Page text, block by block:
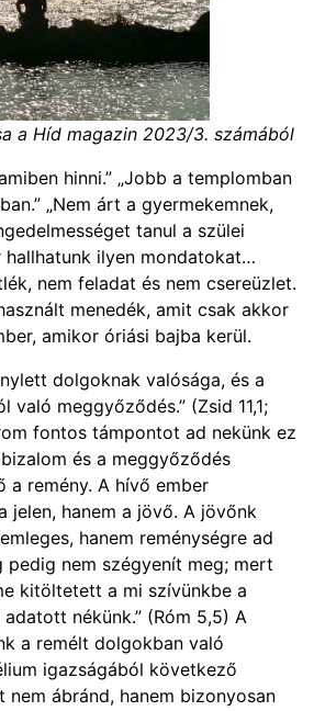
a Híd magazin 2023/3. számából
hinni.” „Jobb a templomban
„Nem árt a gyermekemnek,
tanul a szülei
hallhatunk ilyen mondatokat…
nem feladat és nem csereüzlet.
menedék, amit csak akkor
amikor óriási bajba kerül.
dolgoknak valósága, és a
meggyőződés.” (Zsid 11,1;
fontos támpontot ad nekünk ez
és a meggyőződés
a remény. A hívő ember
jelen, hanem a jövő. A jövőnk
hanem reménységre ad
pedig nem szégyenít meg; mert
kitöltetett a mi szívünkbe a
nékünk.” (Róm 5,5) A
a remélt dolgokban való
igazságából következő
nem ábránd, hanem bizonyosan